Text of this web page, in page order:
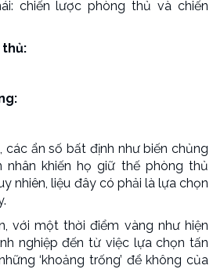
chiến lược phòng thủ và chiến
thủ:
các ẩn số bất định như biến chủng
nhân khiến họ giữ thế phòng thủ
nhiên, liệu đây có phải là lựa chọn
với một thời điểm vàng như hiện
nghiệp đến từ việc lựa chọn tấn
‘khoảng trống’ để không của